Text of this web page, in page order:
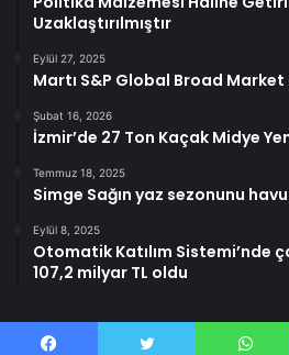
Uzaklaştırılmıştır
Eylül 27, 2025
Martı S&P Global Broad
Şubat 16, 2026
İzmir’de 27 Ton Kaçak Midye
Temmuz 18, 2025
Simge Sağın yaz sezonunu
Eylül 8, 2025
Otomatik Katılım Sistemi’nde
107,2 milyar TL oldu